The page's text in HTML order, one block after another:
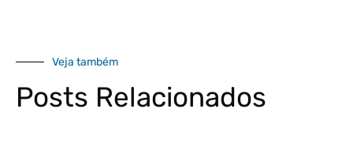
Veja também
Posts Relacionados